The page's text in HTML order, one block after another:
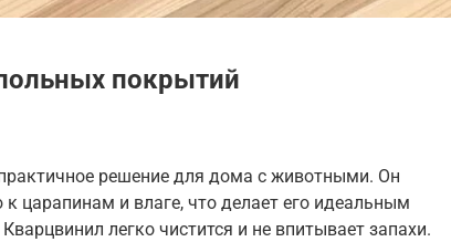
покрытий
решение для дома с животными. Он
царапинам и влаге, что делает его идеальным
легко чистится и не впитывает запахи.